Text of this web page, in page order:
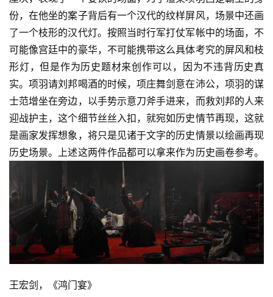
份，在他坐的案子背后有一个汉代的纹样屏风，场景中还画
了一个枝形的汉代灯。按照当时行军打仗军帐中的场面，不
可能像宫廷中的豪华，不可能携带这么具体考究的屏风和枝
形灯，但是作为历史题材来创作可以，因为不违背历史真
实。项羽请刘邦喝酒的时候，项庄舞剑意在沛公，项羽的谋
士范增坐在旁边，以手势示意刀斧手进来，而救刘邦的人来
迎战护主，这个细节丝丝入扣，就宛如历史情节再现，这就
是画家发挥想象，将只是见诸于文字的历史情景以绘画再现
历史场景。上述这两件作品都可以拿来作为历史画卷参考。
王宏剑，《鸿门宴》